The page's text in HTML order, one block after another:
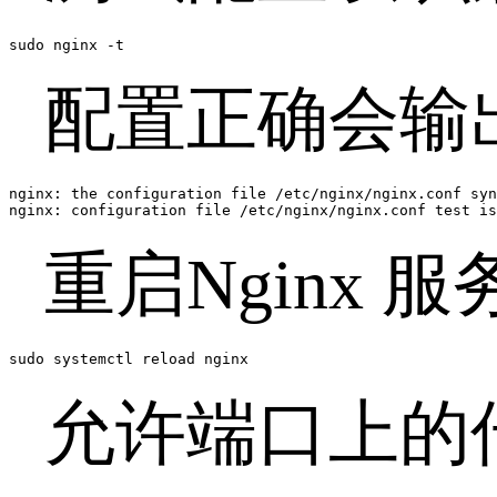
sudo nginx -t
配置正确会
nginx: the configuration file /etc/nginx/nginx.conf
nginx: configuration file /etc/nginx/nginx.conf test is
重启Nginx 服
sudo systemctl reload nginx
允许端口上的